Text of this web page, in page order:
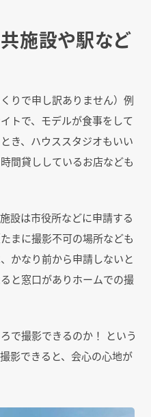
施設や駅など
りで申し訳ありません）例
トで、モデルが食事をして
き、ハウススタジオもいい
間貸ししているお店なども
設は市役所などに申請する
まに撮影不可の場所なども
かなり前から申請しないと
と窓口がありホームでの撮
で撮影できるのか！ という
影できると、会心の心地が